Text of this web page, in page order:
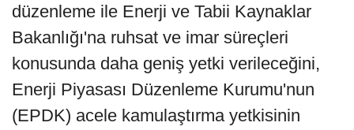
düzenleme ile Enerji ve Tabii Kaynaklar
Bakanlığı'na ruhsat ve imar süreçleri
konusunda daha geniş yetki verileceğini,
Enerji Piyasası Düzenleme Kurumu'nun
(EPDK) acele kamulaştırma yetkisinin